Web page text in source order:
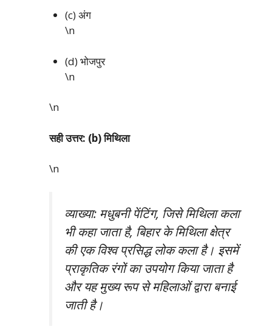
(c) अंग
\n
(d) भोजपुर
\n
\n
सही उत्तर: (b) मिथिला
\n
व्याख्या: मधुबनी पेंटिंग, जिसे मिथिला कला
भी कहा जाता है, बिहार के मिथिला क्षेत्र
की एक विश्व प्रसिद्ध लोक कला है। इसमें
प्राकृतिक रंगों का उपयोग किया जाता है
और यह मुख्य रूप से महिलाओं द्वारा बनाई
जाती है।